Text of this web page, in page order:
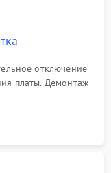
отключение
платы. Демонтаж
чипов.